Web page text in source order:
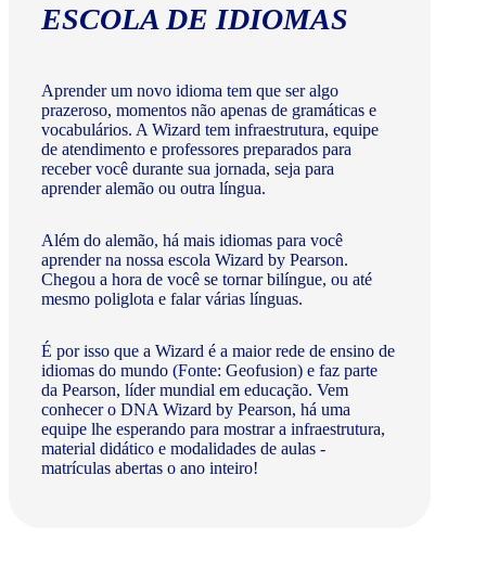
ESCOLA DE IDIOMAS
Aprender um novo idioma tem que ser algo
prazeroso, momentos não apenas de gramáticas e
vocabulários. A Wizard tem infraestrutura, equipe
de atendimento e professores preparados para
receber você durante sua jornada, seja para
aprender alemão ou outra língua.
Além do alemão, há mais idiomas para você
aprender na nossa escola Wizard by Pearson.
Chegou a hora de você se tornar bilíngue, ou até
mesmo poliglota e falar várias línguas.
É por isso que a Wizard é a maior rede de ensino de
idiomas do mundo (Fonte: Geofusion) e faz parte
da Pearson, líder mundial em educação. Vem
conhecer o DNA Wizard by Pearson, há uma
equipe lhe esperando para mostrar a infraestrutura,
material didático e modalidades de aulas -
matrículas abertas o ano inteiro!